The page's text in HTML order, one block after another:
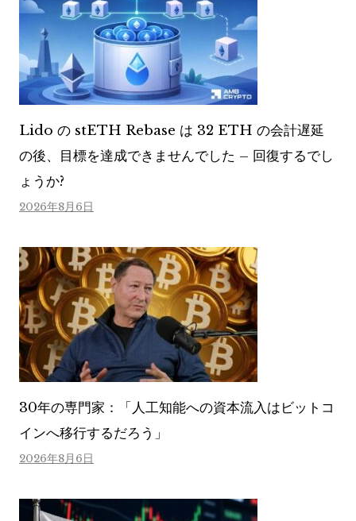
Lido の stETH Rebase は 32 ETH の会計遅延
の後、目標を達成できませんでした – 回復するでし
ょうか?
2026年8月6日
30年の専門家：「人工知能への資本流入はビットコ
インへ移行するだろう」
2026年8月6日